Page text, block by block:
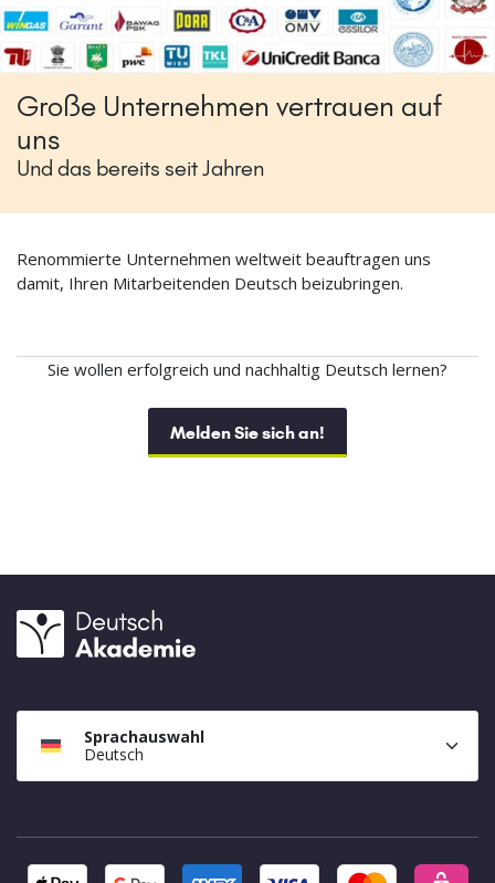
Große Unternehmen vertrauen auf
uns
Und das bereits seit Jahren
Renommierte Unternehmen weltweit beauftragen uns
damit, Ihren Mitarbeitenden Deutsch beizubringen.
Sie wollen erfolgreich und nachhaltig Deutsch lernen?
Melden Sie sich an!
Sprachauswahl
Deutsch